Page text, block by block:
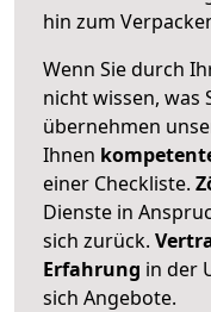
hin zum
Wenn Sie durch
nicht wissen, was
übernehmen
Ihnen
einer Checkliste.
Dienste in
sich zurück.
Erfahrung in der
sich Angebote.